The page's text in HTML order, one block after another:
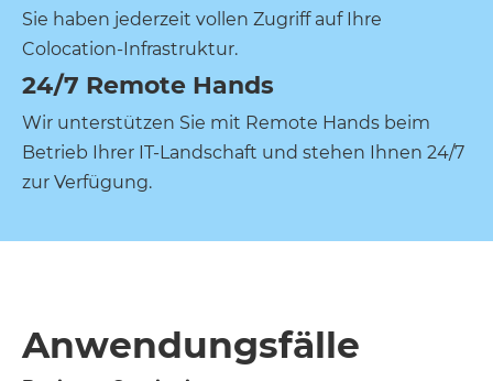
Sie haben jederzeit vollen Zugriff auf Ihre
Colocation-Infrastruktur.
24/7 Remote Hands
Wir unterstützen Sie mit Remote Hands beim
Betrieb Ihrer IT-Landschaft und stehen Ihnen 24/7
zur Verfügung.
Anwendungsfälle